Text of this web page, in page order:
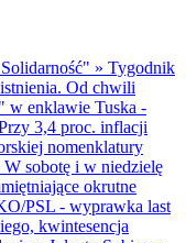
» Tygodnik
Od chwili
w enklawie Tuska -
3,4 proc. inflacji
nomenklatury
W sobotę i w niedzielę
okrutne
PSL - wyprawka last
kwintesencja